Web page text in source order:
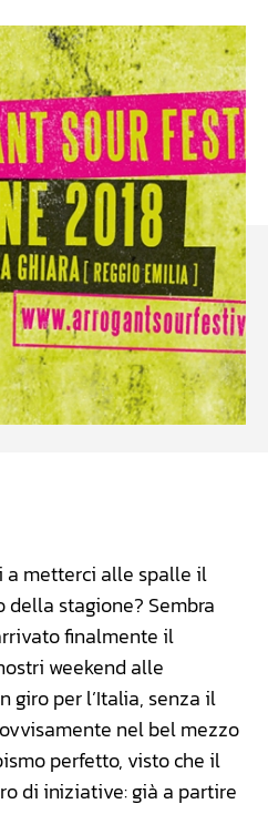
a metterci alle spalle il
stagione? Sembra
finalmente il
weekend alle
giro per l’Italia, senza il
nel bel mezzo
perfetto, visto che il
di iniziative: già a partire